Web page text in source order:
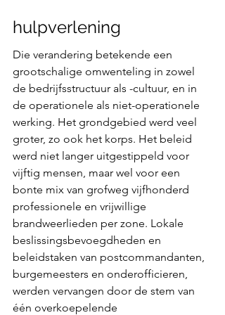
hulpverlening
Die verandering betekende een
grootschalige omwenteling in zowel
de bedrijfsstructuur als -cultuur, en in
de operationele als niet-operationele
werking. Het grondgebied werd veel
groter, zo ook het korps. Het beleid
werd niet langer uitgestippeld voor
vijftig mensen, maar wel voor een
bonte mix van grofweg vijfhonderd
professionele en vrijwillige
brandweerlieden per zone. Lokale
beslissingsbevoegdheden en
beleidstaken van postcommandanten,
burgemeesters en onderofficieren,
werden vervangen door de stem van
één overkoepelende